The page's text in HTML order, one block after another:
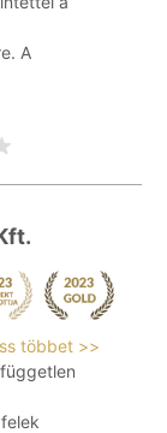
A
többet >>